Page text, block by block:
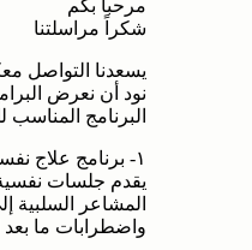
مرحباً بكم
شكراً مراسلتنا
يسعدنا التواصل
نود أن نعرض
البرنامج المناسب
١- برنامج علاج نفسي عبر الانترنت
يقدم جلسات
المشاعر السلبية
واضطرابات ما